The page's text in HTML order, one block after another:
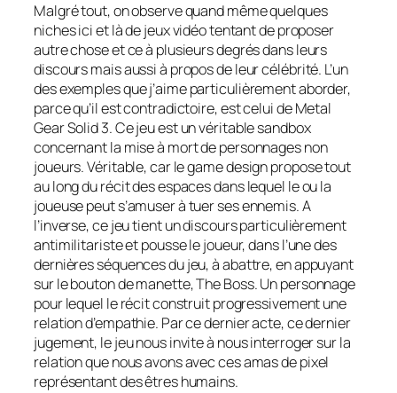
Malgré tout, on observe quand même quelques
niches ici et là de jeux vidéo tentant de proposer
autre chose et ce à plusieurs degrés dans leurs
discours mais aussi à propos de leur célébrité. L’un
des exemples que j’aime particulièrement aborder,
parce qu’il est contradictoire, est celui deMetal
Gear Solid 3. Ce jeu est un véritablesandbox
concernant la mise à mort de personnages non
joueurs. Véritable, car legame designpropose tout
au long du récit des espaces dans lequel le ou la
joueuse peut s’amuser à tuer ses ennemis. A
l’inverse, ce jeu tient un discours particulièrement
antimilitariste et pousse le joueur, dans l’une des
dernières séquences du jeu, à abattre, en appuyant
sur le bouton de manette, The Boss. Un personnage
pour lequel le récit construit progressivement une
relation d’empathie. Par ce dernier acte, ce dernier
jugement, le jeu nous invite à nous interroger sur la
relation que nous avons avec ces amas de pixel
représentant des êtres humains.